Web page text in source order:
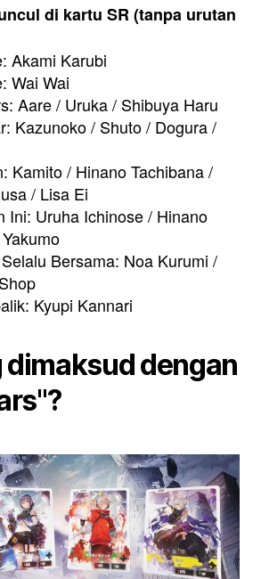
di kartu SR (tanpa urutan
Akami Karubi
Wai Wai
Aare / Uruka / Shibuya Haru
Kazunoko / Shuto / Dogura /
Kamito / Hinano Tachibana /
/ Lisa Ei
Ini: Uruha Ichinose / Hinano
Bersama: Noa Kurumi /
Kyupi Kannari
dimaksud dengan